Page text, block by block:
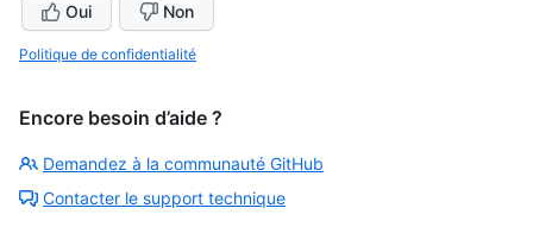
Oui Non
Politique de confidentialité
Encore besoin d’aide ?
Demandez à la communauté GitHub
Contacter le support technique